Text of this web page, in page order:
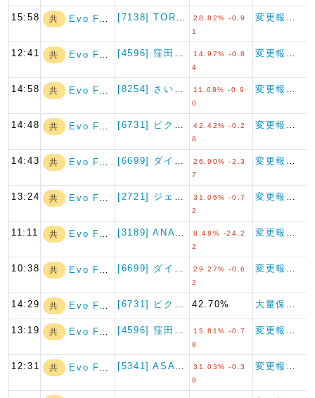
15:58 共 Evo Fund
28.82% -0.9
1
12:41 共 Evo Fund
14.97% -0.8
4
14:58 共 Evo Fund
11.68% -0.9
0
14:48 共 Evo Fund
42.42% -0.2
8
14:43 共 Evo Fund
26.90% -2.3
7
13:24 共 Evo Fund
31.06% -0.7
2
11:11 共 Evo Fund
8.48% -24.2
2
10:38 共 Evo Fund
29.27% -0.6
2
14:29 共 Evo Fund 42.70%
13:19 共 Evo Fund
15.81% -0.7
8
12:31 共 Evo Fund
31.03% -0.3
9